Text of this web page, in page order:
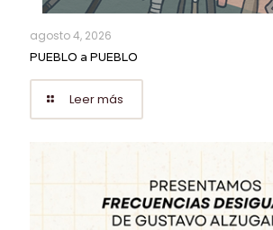
agosto 4, 2026
PUEBLO a PUEBLO
Leer más